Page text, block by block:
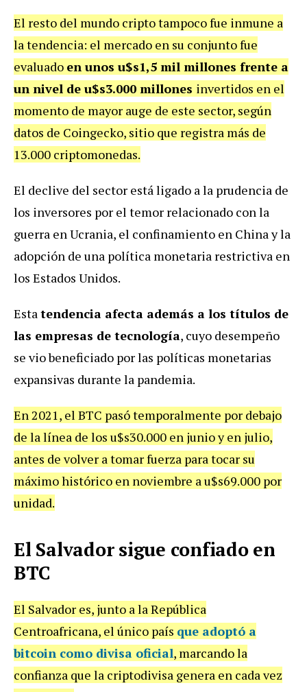
El resto del mundo cripto tampoco fue inmune a
la tendencia: el mercado en su conjunto fue
evaluado en unos u$s1,5 mil millones frente a
un nivel de u$s3.000 millones invertidos en el
momento de mayor auge de este sector, según
datos de Coingecko, sitio que registra más de
13.000 criptomonedas.
El declive del sector está ligado a la prudencia de
los inversores por el temor relacionado con la
guerra en Ucrania, el confinamiento en China y la
adopción de una política monetaria restrictiva en
los Estados Unidos.
Estatendencia afecta además a los títulos de
las empresas de tecnología, cuyo desempeño
se vio beneficiado por las políticas monetarias
expansivas durante la pandemia.
En 2021, el BTC pasó temporalmente por debajo
de la línea de los u$s30.000 en junio y en julio,
antes de volver a tomar fuerza para tocar su
máximo histórico en noviembre a u$s69.000 por
unidad.
El Salvador sigue confiado en
BTC
El Salvador es, junto a la República
Centroafricana, el único país que adoptó a
bitcoin como divisa oficial, marcando la
confianza que la criptodivisa genera en cada vez